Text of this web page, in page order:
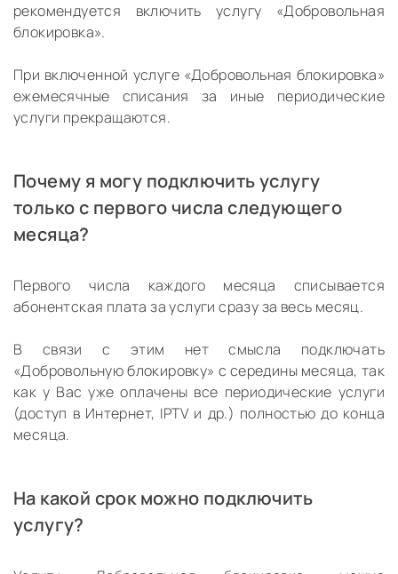
рекомендуется включить услугу «Добровольная
блокировка».
При включенной услуге «Добровольная блокировка»
ежемесячные списания за иные периодические
услуги прекращаются.
Почему я могу подключить услугу
только с первого числа следующего
месяца?
Первого числа каждого месяца списывается
абонентская плата за услуги сразу за весь месяц.
В связи с этим нет смысла подключать
«Добровольную блокировку» с середины месяца, так
как у Вас уже оплачены все периодические услуги
(доступ в Интернет, IPTV и др.) полностью до конца
месяца.
На какой срок можно подключить
услугу?